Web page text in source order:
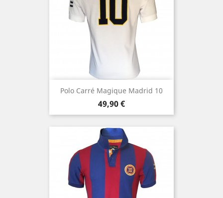
Polo Carré Magique Madrid 10
Prezzo
49,90 €